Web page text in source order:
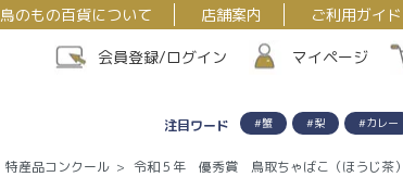
鳥のもの百貨について 店舗案内 ご利用ガイド
会員登録/ログイン マイページ
注目ワード #蟹 #梨 #カレー
特産品コンクール > 令和５年 優秀賞 鳥取ちゃばこ（ほうじ茶）